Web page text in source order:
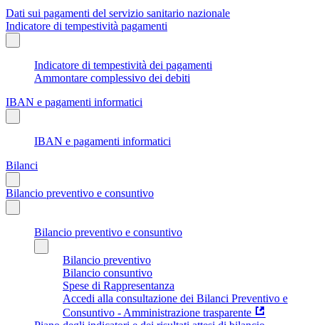
Dati sui pagamenti del servizio sanitario nazionale
Indicatore di tempestività pagamenti
Indicatore di tempestività dei pagamenti
Ammontare complessivo dei debiti
IBAN e pagamenti informatici
IBAN e pagamenti informatici
Bilanci
Bilancio preventivo e consuntivo
Bilancio preventivo e consuntivo
Bilancio preventivo
Bilancio consuntivo
Spese di Rappresentanza
Accedi alla consultazione dei Bilanci Preventivo e
Consuntivo - Amministrazione trasparente